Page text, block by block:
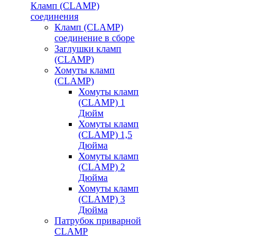
Кламп (CLAMP)
соединения
Кламп (CLAMP)
соединение в сборе
Заглушки кламп
(CLAMP)
Хомуты кламп
(CLAMP)
Хомуты кламп
(CLAMP) 1
Дюйм
Хомуты кламп
(CLAMP) 1,5
Дюйма
Хомуты кламп
(CLAMP) 2
Дюйма
Хомуты кламп
(CLAMP) 3
Дюйма
Патрубок приварной
CLAMP